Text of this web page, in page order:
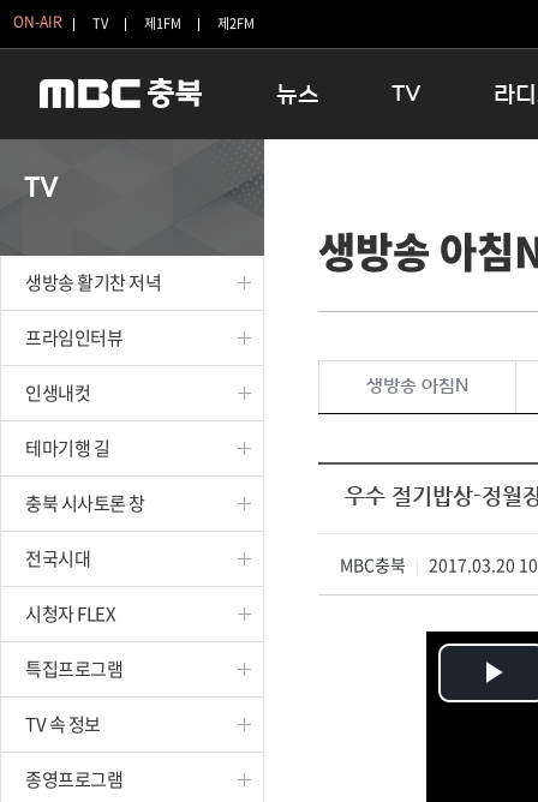
ON-AIR TV 제1FM 제2FM
뉴스
보은
옥천
TV
인생내컷
테마기행 길
시청자 FLEX
특집프로그램
종영프로그램
라
16:00
우리 고
TV
생방송 활기찬 저녁
프라임인터뷰
인생내컷
테마기행 길
충북 시사토론 창
전국시대
시청자 FLEX
특집프로그램
TV 속 정보
종영프로그램
생방송 아침
생방송 아침N
우수 절기밥상-정월
MBC충북 2017.03.20